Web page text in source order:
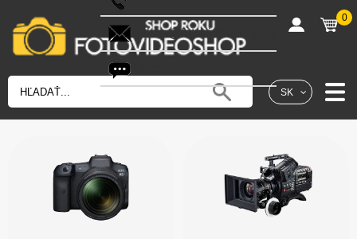
SK
shop@fotovideoshop.sk
0